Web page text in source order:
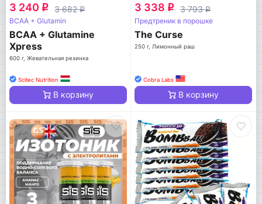
3 240 q 3 682q
BCAA + Glutamin
BCAA + Glutamine
Xpress
600 г, Жевательная резинка
Scitec Nutrition
В корзину
3 338 q 3 793q
Предтреник в порошке
The Curse
250 г, Лимонный раш
Cobra Labs
В корзину